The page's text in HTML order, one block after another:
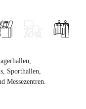
Sporthallen,
Messezentren.